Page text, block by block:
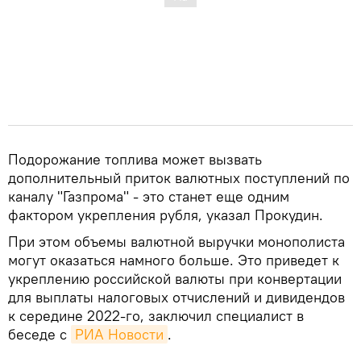
Подорожание топлива может вызвать
дополнительный приток валютных поступлений по
каналу "Газпрома" - это станет еще одним
фактором укрепления рубля, указал Прокудин.
При этом объемы валютной выручки монополиста
могут оказаться намного больше. Это приведет к
укреплению российской валюты при конвертации
для выплаты налоговых отчислений и дивидендов
к середине 2022-го, заключил специалист в
беседе с РИА Новости .